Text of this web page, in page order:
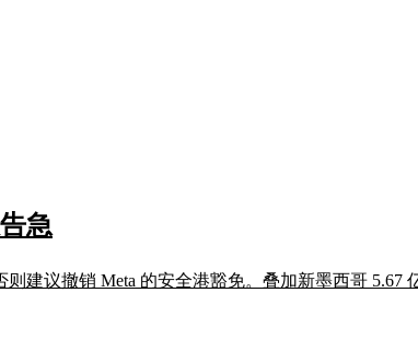
急
建议撤销 Meta 的安全港豁免。叠加新墨西哥 5.67